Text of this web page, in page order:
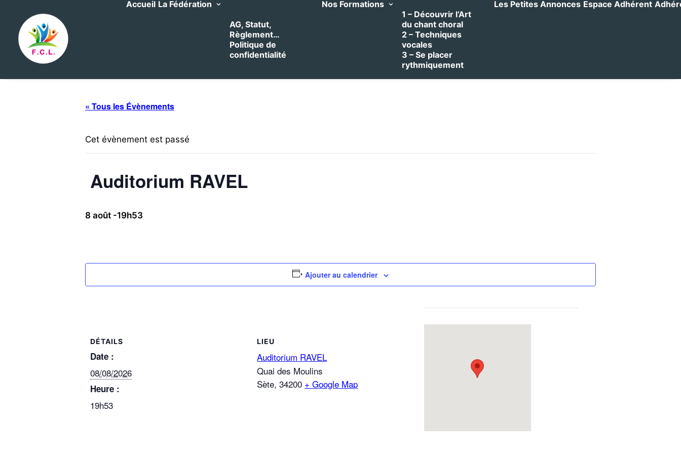
Accueil La Fédération
AG, Statut,
Règlement…
Politique de
confidentialité
Nos Formations
1 – Découvrir l’Art
du chant choral
2 – Techniques
vocales
3 – Se placer
rythmiquement
Les Petites Annonces Espace Adhérent
« Tous les Évènements
Cet évènement est passé
Auditorium RAVEL
8 août -19h53
Ajouter au calendrier
DÉTAILS
Date :
08/08/2026
Heure :
19h53
LIEU
Auditorium RAVEL
Quai des Moulins
Sète, 34200 + Google Map